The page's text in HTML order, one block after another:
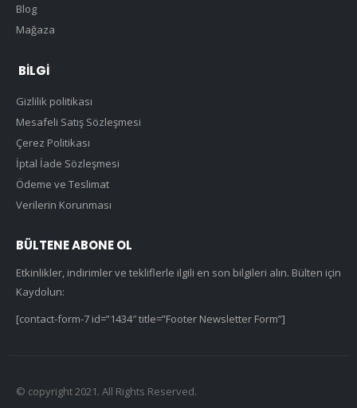
Blog
Mağaza
BILGI
Gizlilik politikası
Mesafeli Satış Sözleşmesi
Çerez Politikası
İptal İade Sözleşmesi
Ödeme ve Teslimat
Verilerin Korunması
BÜLTENE ABONE OL
Etkinlikler, indirimler ve tekliflerle ilgili en son bilgileri alın. Bülten için
Kaydolun:
[contact-form-7 id=”1434″ title=”Footer Newsletter Form”]
© copyright 2021. All Rights Reserved.